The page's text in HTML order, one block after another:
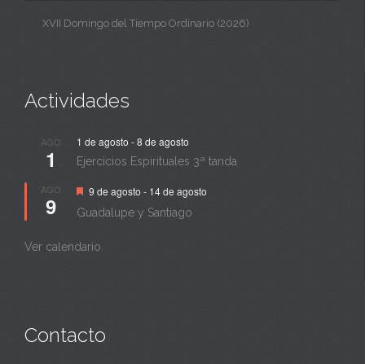
XVII Domingo del Tiempo Ordinario (2026)
Actividades
AGO
1
1 de agosto -8 de agosto
Ejercicios Espirituales 3ª tanda
AGO
9
Destacado
9 de agosto - 14 de agosto
Guadalupe y Santiago
Ver calendario
Contacto